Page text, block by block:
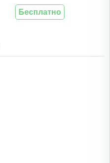
Бесплатно